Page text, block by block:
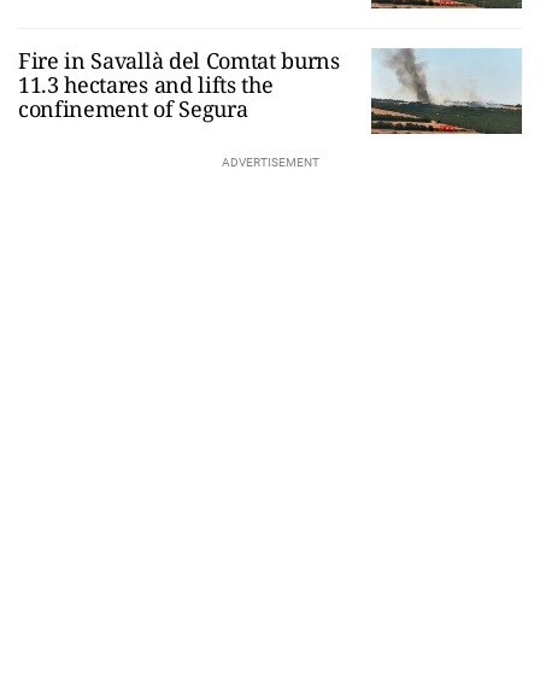
Fire in Savallà del Comtat burns
11.3 hectares and lifts the
confinement of Segura